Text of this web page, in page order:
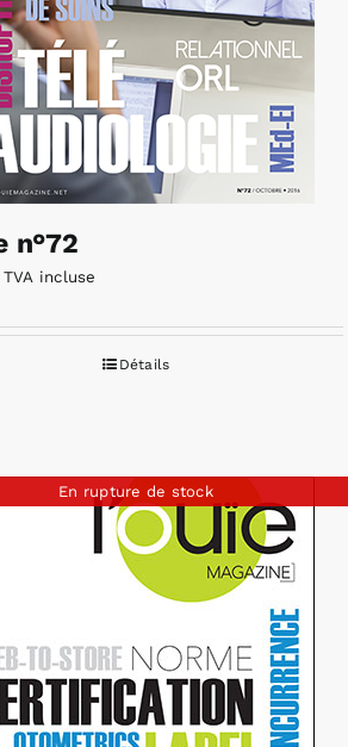
n°72
TVA incluse
Détails
En rupture de stock